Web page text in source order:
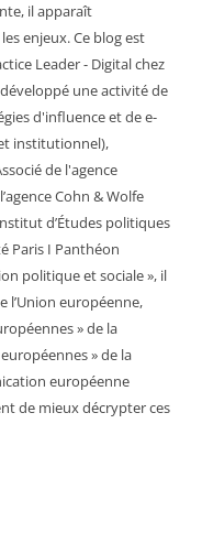
il apparaît
enjeux. Ce blog est
Leader - Digital chez
une activité de
d'influence et de e-
institutionnel),
de l'agence
Cohn & Wolfe
d’Études politiques
Paris I Panthéon
politique et sociale », il
l’Union européenne,
» de la
» de la
européenne
de mieux décrypter ces